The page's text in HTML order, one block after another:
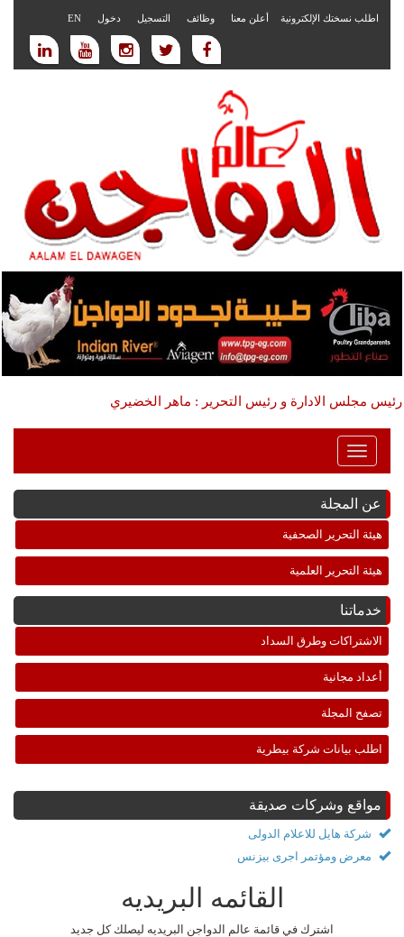
اطلب نسختك الإلكترونية أعلن معنا وظائف التسجيل دخول EN
رئيس مجلس الادارة و رئيس التحرير : ماهر الخضيري
Toggle
Navigation
عن المجلة
هيئة التحرير الصحفية
هيئة التحرير العلمية
خدماتنا
الاشتراكات وطرق السداد
أعداد مجانية
تصفح المجلة
اطلب بيانات شركة بيطرية
مواقع وشركات صديقة
شركة هايل للاعلام الدولى
معرض ومؤتمر اجرى بيزنس
القائمه البريديه
اشترك في قائمة عالم الدواجن البريديه ليصلك كل جديد